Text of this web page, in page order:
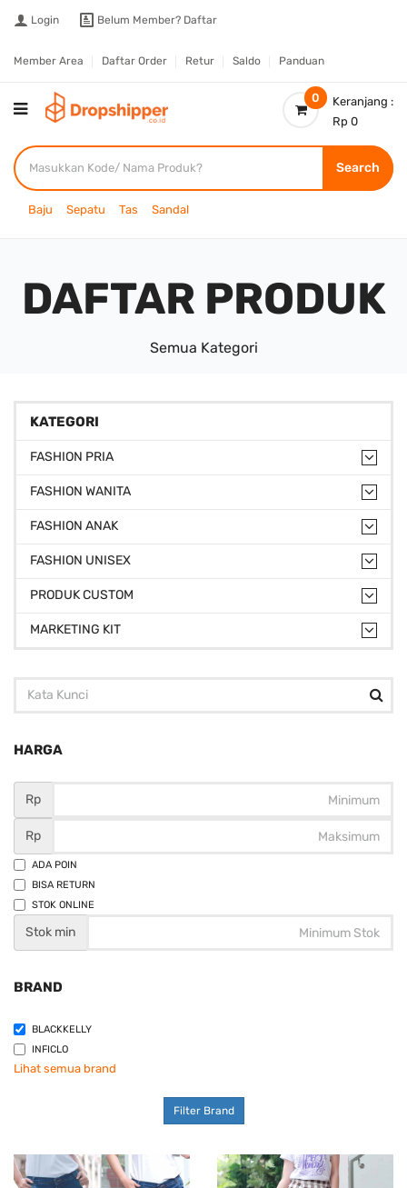
Login Belum Member? Daftar
Member Area Daftar Order Retur Saldo Panduan
0
Keranjang :
Rp 0
Search
Baju Sepatu Tas Sandal
DAFTAR PRODUK
Semua Kategori
KATEGORI
FASHION PRIA
FASHION WANITA
FASHION ANAK
FASHION UNISEX
PRODUK CUSTOM
MARKETING KIT
HARGA
Rp
Rp
ADA POIN
BISA RETURN
STOK ONLINE
Stok min
BRAND
BLACKKELLY
INFICLO
Lihat semua brand
Filter Brand